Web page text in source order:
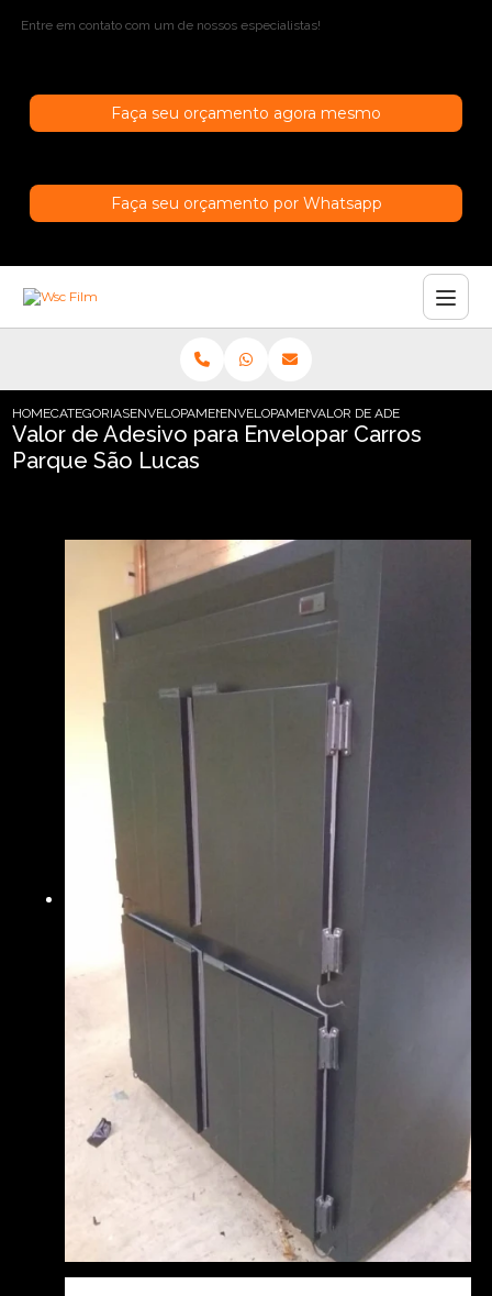
Entre em contato com um de nossos especialistas!
Faça seu orçamento agora mesmo
Faça seu orçamento por Whatsapp
HOMECATEGORIASENVELOPAMENTO DE CARROS
ENVELOPAMENTO CARRO SAO PAULO
VALOR DE ADESIVO PARA
Valor de Adesivo para Envelopar Carros
Parque São Lucas